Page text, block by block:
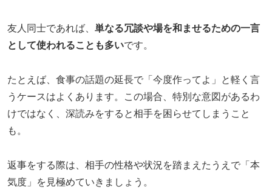
友人同士であれば、 単なる冗談や場を和ませるための一言
として使われることも多いです。
たとえば、食事の話題の延長で「今度作ってよ」と軽く言
うケースはよくあります。この場合、特別な意図があるわ
けではなく、深読みをすると相手を困らせてしまうこと
も。
返事をする際は、相手の性格や状況を踏まえたうえで「本
気度」を見極めていきましょう。